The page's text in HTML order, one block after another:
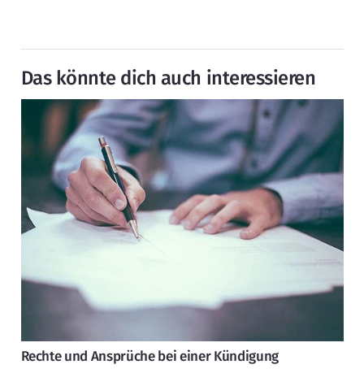
Das könnte dich auch interessieren
Rechte und Ansprüche bei einer Kündigung